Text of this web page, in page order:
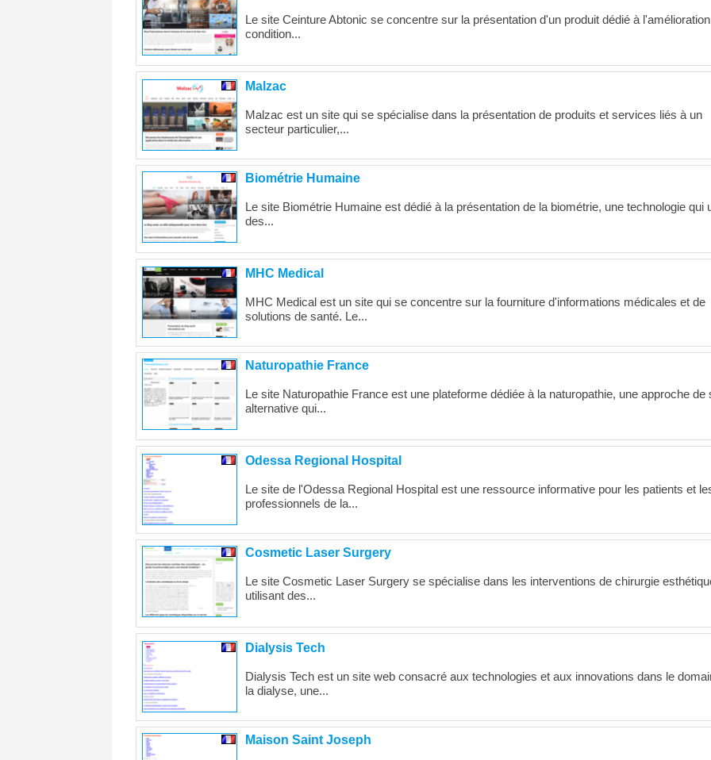
Le site Ceinture Abtonic se concentre sur la présentation d'un produit dédié à
condition...
Malzac
Malzac est un site qui se spécialise dans la présentation de produits et services liés à un
secteur particulier,...
Biométrie Humaine
Le site Biométrie Humaine est dédié à la présentation de la biométrie, une technologie qui
des...
MHC Medical
MHC Medical est un site qui se concentre sur la fourniture d'informations médicales et de
solutions de santé. Le...
Naturopathie France
Le site Naturopathie France est une plateforme dédiée à la naturopathie, une approche de
alternative qui...
Odessa Regional Hospital
Le site de l'Odessa Regional Hospital est une ressource informative pour les patients et
professionnels de la...
Cosmetic Laser Surgery
Le site Cosmetic Laser Surgery se spécialise dans les interventions de chirurgie
utilisant des...
Dialysis Tech
Dialysis Tech est un site web consacré aux technologies et aux innovations dans le
la dialyse, une...
Maison Saint Joseph